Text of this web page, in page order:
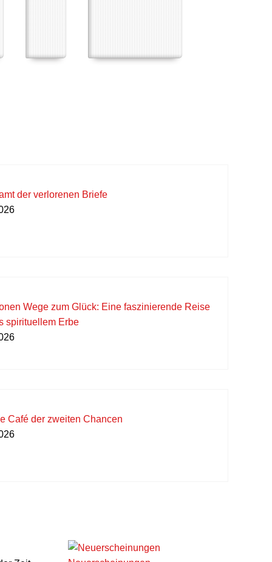
der verlorenen Briefe
Wege zum Glück: Eine faszinierende Reise
spirituellem Erbe
Café der zweiten Chancen